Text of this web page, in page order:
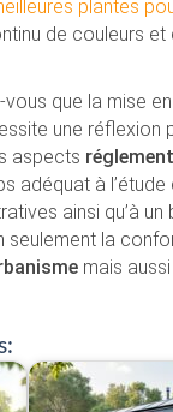
plantes
de couleurs et
vous que la mise
une réflexion
aspects
adéquat à
ainsi qu’à
seulement la
mais